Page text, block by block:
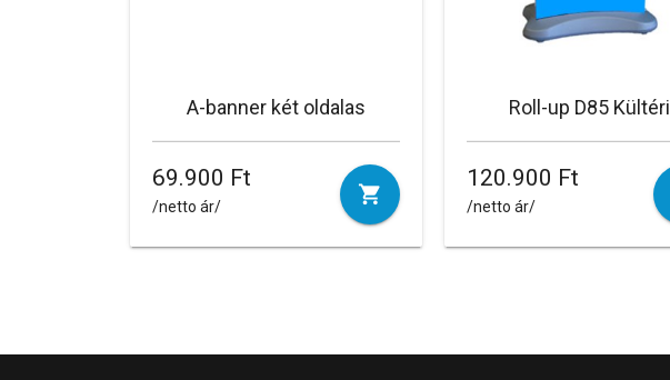
A-banner két oldalas
69.900 Ft
/netto ár/
Roll-up D85 Kültéri
120.900 Ft
/netto ár/